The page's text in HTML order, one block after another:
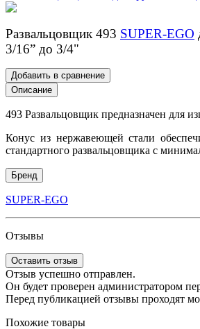
Развальцовщик 493 SUPER-EGO
3/16” до 3/4"
Добавить в сравнение
Описание
493 Развальцовщик предназначен для
Конус из нержавеющей стали
стандартного развальцовщика с
Бренд
SUPER-EGO
Отзывы
Оставить отзыв
Отзыв успешно отправлен.
Он будет проверен администратором
Перед публикацией отзывы проходят
Похожие товары